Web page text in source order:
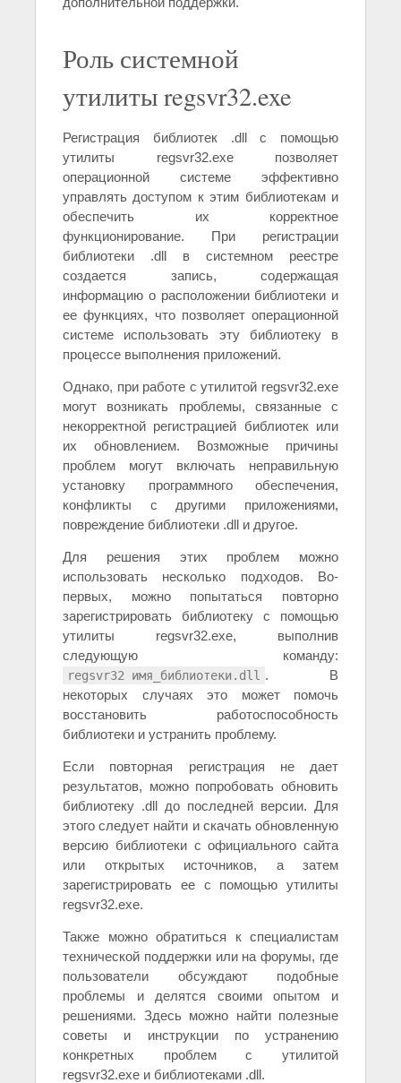
Роль системной
утилиты regsvr32.exe
Регистрация библиотек .dll с помощью
утилиты regsvr32.exe позволяет
операционной системе эффективно
управлять доступом к этим библиотекам и
обеспечить их корректное
функционирование. При регистрации
библиотеки .dll в системном реестре
создается запись, содержащая
информацию о расположении библиотеки и
ее функциях, что позволяет операционной
системе использовать эту библиотеку в
процессе выполнения приложений.
Однако, при работе с утилитой regsvr32.exe
могут возникать проблемы, связанные с
некорректной регистрацией библиотек или
их обновлением. Возможные причины
проблем могут включать неправильную
установку программного обеспечения,
конфликты с другими приложениями,
повреждение библиотеки .dll и другое.
Для решения этих проблем можно
использовать несколько подходов. Во-
первых, можно попытаться повторно
зарегистрировать библиотеку с помощью
утилиты regsvr32.exe, выполнив
следующую команду:
regsvr32 имя_библиотеки.dll . В
некоторых случаях это может помочь
восстановить работоспособность
библиотеки и устранить проблему.
Если повторная регистрация не дает
результатов, можно попробовать обновить
библиотеку .dll до последней версии. Для
этого следует найти и скачать обновленную
версию библиотеки с официального сайта
или открытых источников, а затем
зарегистрировать ее с помощью утилиты
regsvr32.exe.
Также можно обратиться к специалистам
технической поддержки или на форумы, где
пользователи обсуждают подобные
проблемы и делятся своими опытом и
решениями. Здесь можно найти полезные
советы и инструкции по устранению
конкретных проблем с утилитой
regsvr32.exe и библиотеками .dll.